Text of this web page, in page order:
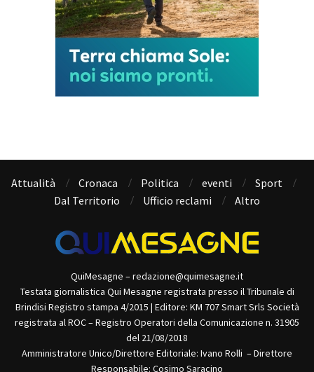
Attualità Cronaca Politica eventi
Sport
Dal Territorio
Ufficio reclami Altro
QuiMesagne – redazione@quimesagne.it
Testata giornalistica Qui Mesagne registrata presso il Tribunale di
Brindisi Registro stampa 4/2015 | Editore: KM 707 Smart Srls Società
registrata al ROC – Registro Operatori della Comunicazione n. 31905
del 21/08/2018
Amministratore Unico/Direttore Editoriale: Ivano Rolli – Direttore
Responsabile: Cosimo Saracino